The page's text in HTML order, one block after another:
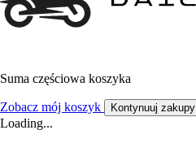
Suma częściowa koszyka
Zobacz mój koszyk Kontynuuj zakupy
Loading...